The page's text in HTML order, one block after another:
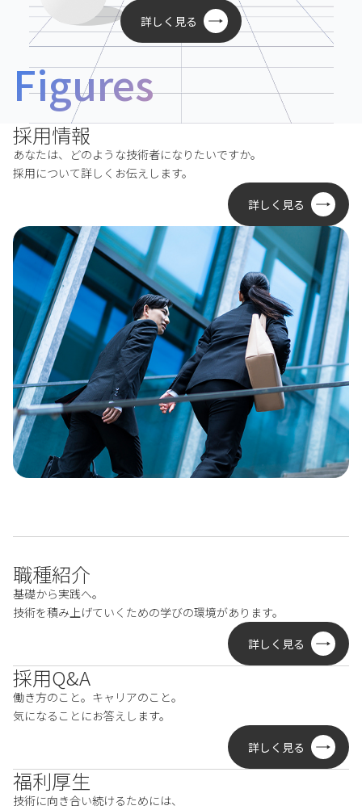
詳しく見る
Figures
採用情報
あなたは、どのような技術者になりたいですか。
採用について詳しくお伝えします。
詳しく見る
職種紹介
基礎から実践へ。
技術を積み上げていくための学びの環境があります。
詳しく見る
採用Q&A
働き方のこと。キャリアのこと。
気になることにお答えします。
詳しく見る
福利厚生
技術に向き合い続けるためには、